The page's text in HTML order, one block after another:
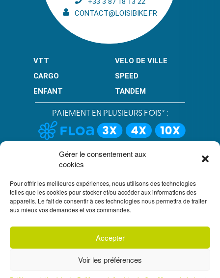
Gérer le consentement aux
cookies
Pour offrir les meilleures expériences, nous utilisons des technologies
telles que les cookies pour stocker et/ou accéder aux informations des
appareils. Le fait de consentir à ces technologies nous permettra de traiter
aux mieux vos demandes et vos commandes.
Accepter
Voir les préférences
notre newsletter
CONTACT@LOISIBIKE.FR
VTT
VELO DE VILLE
CARGO
SPEED
ENFANT
TANDEM
PAIEMENT EN PLUSIEURS FOIS* :
CONDITION GÉNÉRALES DE VENTE
POLITIQUE DE CONFIDENTIALITÉ
UN CRÉDIT VOUS ENGAGE ET DOIT ÊTRE REMBOURSÉ.